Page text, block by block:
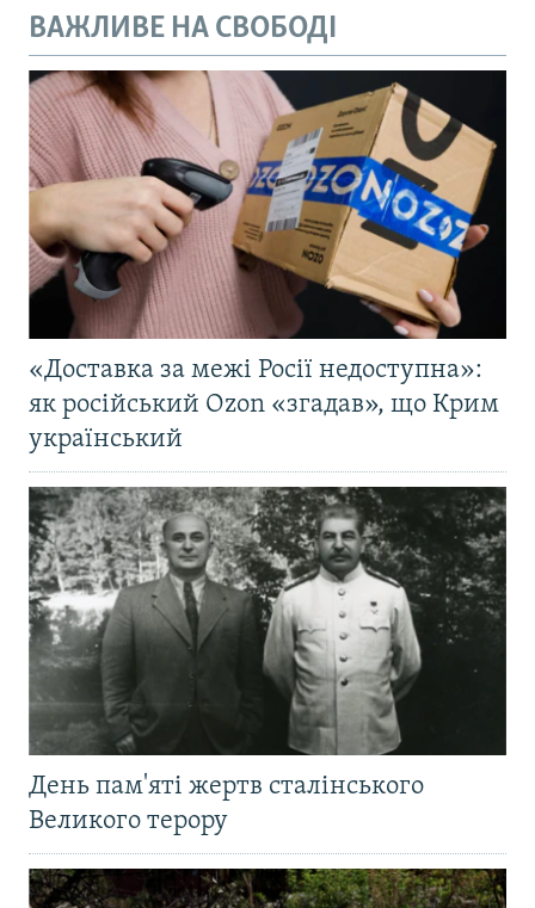
ВАЖЛИВЕ НА СВОБОДІ
«Доставка за межі Росії недоступна»:
як російський Ozon «згадав», що Крим
український
День пам'яті жертв сталінського
Великого терору